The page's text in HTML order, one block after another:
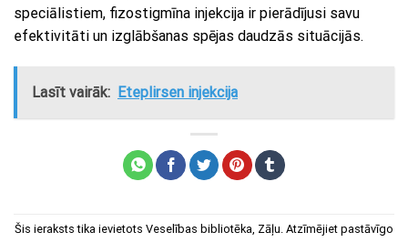
speciālistiem, fizostigmīna injekcija ir pierādījusi savu
efektivitāti un izglābšanas spējas daudzās situācijās.
Lasīt vairāk: Eteplirsen injekcija
Šis ieraksts tika ievietots Veselības bibliotēka, Zāļu. Atzīmējiet pastāvīgo